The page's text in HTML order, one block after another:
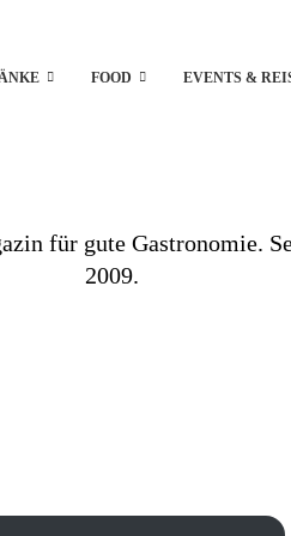
FOOD EVENTS &
für gute Gastronomie.
2009.